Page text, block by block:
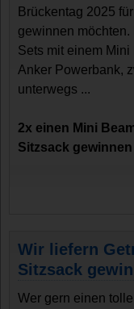
Brückentag 2025
gewinnen
Sets mit einem Mini
Anker Powerbank,
unterwegs ...
2x einen Mini
Sitzsack gewinnen
Wir liefern
Sitzsack
Wer gern einen